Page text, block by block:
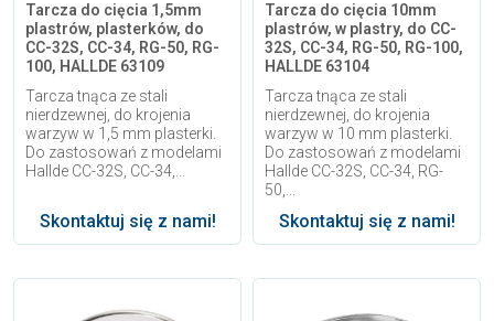
Tarcza do cięcia 1,5mm
plastrów, plasterków, do
CC-32S, CC-34, RG-50, RG-
100, HALLDE 63109
Tarcza tnąca ze stali
nierdzewnej, do krojenia
warzyw w 1,5 mm plasterki.
Do zastosowań z modelami
Hallde CC-32S, CC-34,...
Skontaktuj się z nami!
Tarcza do cięcia 10mm
plastrów, w plastry, do CC-
32S, CC-34, RG-50, RG-100,
HALLDE 63104
Tarcza tnąca ze stali
nierdzewnej, do krojenia
warzyw w 10 mm plasterki.
Do zastosowań z modelami
Hallde CC-32S, CC-34, RG-
50,...
Skontaktuj się z nami!